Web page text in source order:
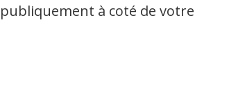
à coté de votre